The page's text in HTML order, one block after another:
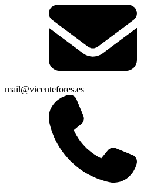
mail@vicentefores.es